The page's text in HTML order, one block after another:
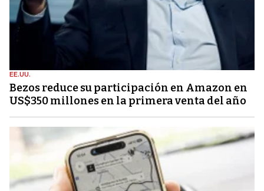
EE.UU.
Bezos reduce su participación en Amazon en
US$350 millones en la primera venta del año